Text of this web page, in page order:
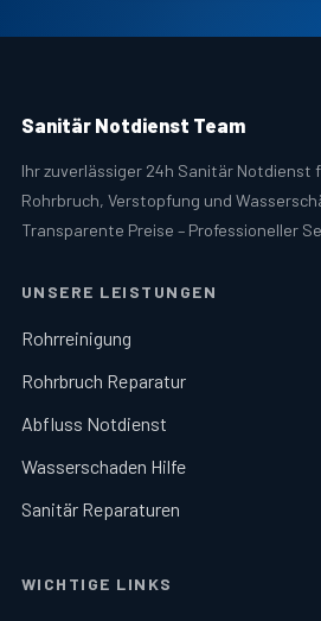
Sanitär Notdienst Team
Ihr zuverlässiger 24h Sanitär Notdienst
Rohrbruch, Verstopfung und
Transparente Preise – Professioneller
UNSERE LEISTUNGEN
Rohrreinigung
Rohrbruch Reparatur
Abfluss Notdienst
Wasserschaden Hilfe
Sanitär Reparaturen
WICHTIGE LINKS